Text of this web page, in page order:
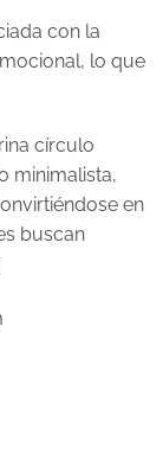
con la
lo que
círculo
minimalista,
en
buscan